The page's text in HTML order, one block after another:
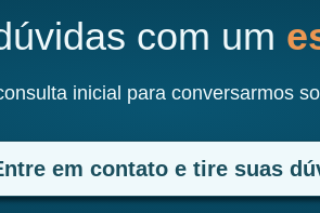
com um
inicial para conversarmos
em contato e tire suas